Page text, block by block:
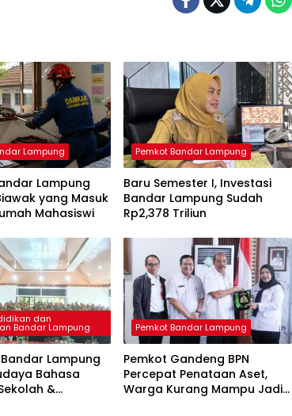
Lampung
Lampung
yang Masuk
Mahasiswi
Pemkot Bandar Lampung
Baru Semester I, Investasi
Bandar Lampung Sudah
Rp2,378 Triliun
dan
Bandar Lampung
Lampung
Bahasa
&
Pemkot Bandar Lampung
Pemkot Gandeng BPN
Percepat Penataan Aset,
Warga Kurang Mampu Jadi